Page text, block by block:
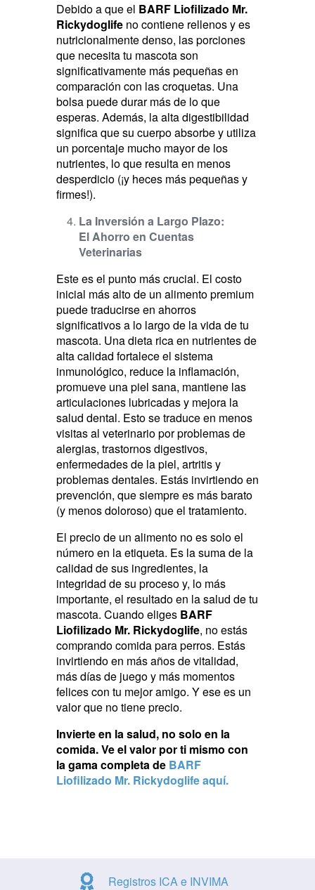
Debido a que el BARF Liofilizado Mr.
Rickydoglife no contiene rellenos y es
nutricionalmente denso, las porciones
que necesita tu mascota son
significativamente más pequeñas en
comparación con las croquetas. Una
bolsa puede durar más de lo que
esperas. Además, la alta digestibilidad
significa que su cuerpo absorbe y utiliza
un porcentaje mucho mayor de los
nutrientes, lo que resulta en menos
desperdicio (¡y heces más pequeñas y
firmes!).
La Inversión a Largo Plazo:
El Ahorro en Cuentas
Veterinarias
Este es el punto más crucial. El costo
inicial más alto de un alimento premium
puede traducirse en ahorros
significativos a lo largo de la vida de tu
mascota. Una dieta rica en nutrientes de
alta calidad fortalece el sistema
inmunológico, reduce la inflamación,
promueve una piel sana, mantiene las
articulaciones lubricadas y mejora la
salud dental. Esto se traduce en menos
visitas al veterinario por problemas de
alergias, trastornos digestivos,
enfermedades de la piel, artritis y
problemas dentales. Estás invirtiendo en
prevención, que siempre es más barato
(y menos doloroso) que el tratamiento.
El precio de un alimento no es solo el
número en la etiqueta. Es la suma de la
calidad de sus ingredientes, la
integridad de su proceso y, lo más
importante, el resultado en la salud de tu
mascota. Cuando eliges BARF
Liofilizado Mr. Rickydoglife, no estás
comprando comida para perros. Estás
invirtiendo en más años de vitalidad,
más días de juego y más momentos
felices con tu mejor amigo. Y ese es un
valor que no tiene precio.
Invierte en la salud, no solo en la
comida. Ve el valor por ti mismo con
la gama completa de BARF
Liofilizado Mr. Rickydoglife aquí.
Registros ICA e INVIMA